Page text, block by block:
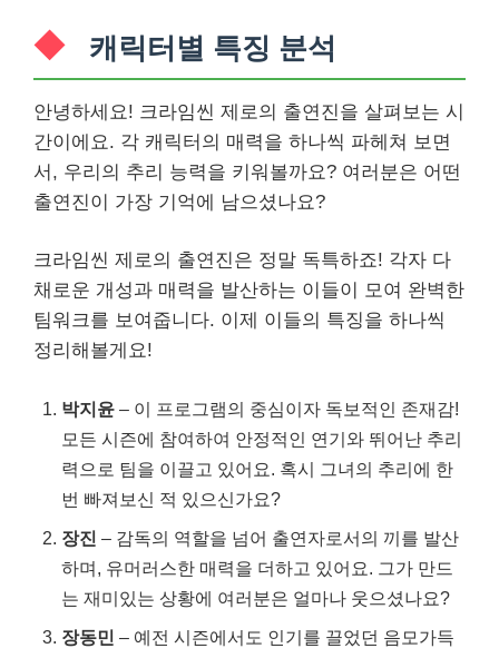
캐릭터별 특징 분석
안녕하세요! 크라임씬 제로의 출연진을 살펴보는 시
간이에요. 각 캐릭터의 매력을 하나씩 파헤쳐 보면
서, 우리의 추리 능력을 키워볼까요? 여러분은 어떤
출연진이 가장 기억에 남으셨나요?
크라임씬 제로의 출연진은 정말 독특하죠! 각자 다
채로운 개성과 매력을 발산하는 이들이 모여 완벽한
팀워크를 보여줍니다. 이제 이들의 특징을 하나씩
정리해볼게요!
박지윤 – 이 프로그램의 중심이자 독보적인 존재감!
모든 시즌에 참여하여 안정적인 연기와 뛰어난 추리
력으로 팀을 이끌고 있어요. 혹시 그녀의 추리에 한
번 빠져보신 적 있으신가요?
장진 – 감독의 역할을 넘어 출연자로서의 끼를 발산
하며, 유머러스한 매력을 더하고 있어요. 그가 만드
는 재미있는 상황에 여러분은 얼마나 웃으셨나요?
장동민 – 예전 시즌에서도 인기를 끌었던 음모가득